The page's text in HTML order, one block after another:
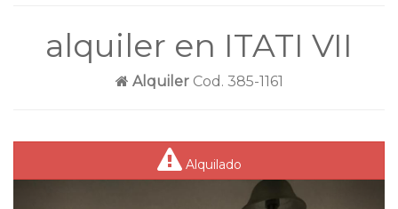
alquiler en ITATI VII
AlquilerCod. 385-1161
Alquilado